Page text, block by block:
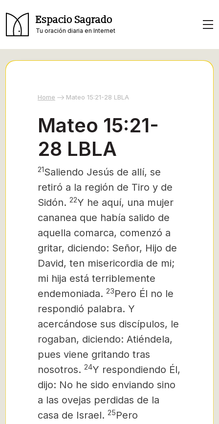
Espacio Sagrado
Tu oración diaria en Internet
Home Mateo 15:21-28 LBLA
Mateo 15:21-
28 LBLA
21Saliendo Jesús de allí, se
retiró a la región de Tiro y de
Sidón. 22Y he aquí, una mujer
cananea que había salido de
aquella comarca, comenzó a
gritar, diciendo: Señor, Hijo de
David, ten misericordia de mi;
mi hija está terriblemente
endemoniada. 23Pero Él no le
respondió palabra. Y
acercándose sus discípulos, le
rogaban, diciendo: Atiéndela,
pues viene gritando tras
nosotros. 24Y respondiendo Él,
dijo: No he sido enviando sino
a las ovejas perdidas de la
casa de Israel. 25Pero